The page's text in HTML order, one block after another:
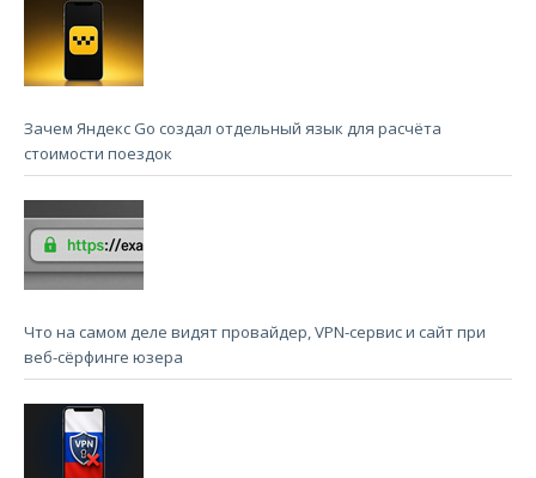
Зачем Яндекс Go создал отдельный язык для расчёта
стоимости поездок
Что на самом деле видят провайдер, VPN-сервис и сайт при
веб-сёрфинге юзера